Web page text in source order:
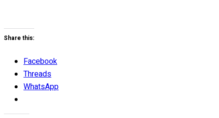
Share this:
Facebook
Threads
WhatsApp